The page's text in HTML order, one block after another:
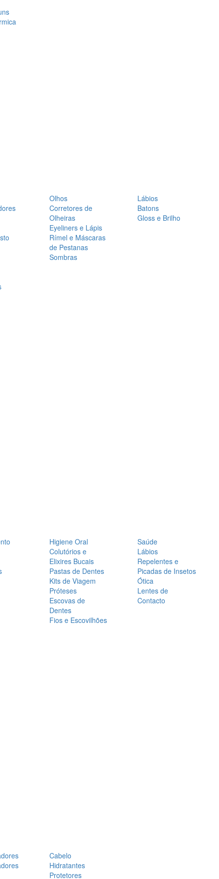
Olhos
Corretores de
Olheiras
Eyeliners e Lápis
Rímel e Máscaras
de Pestanas
Sombras
Lábios
Batons
Gloss e Brilho
Higiene Oral
Colutórios e
Elixires Bucais
Pastas de Dentes
Kits de Viagem
Próteses
Escovas de
Dentes
Fios e Escovilhões
Saúde
Lábios
Repelentes e
Picadas de Insetos
Ótica
Lentes de
Contacto
Cabelo
Hidratantes
Protetores